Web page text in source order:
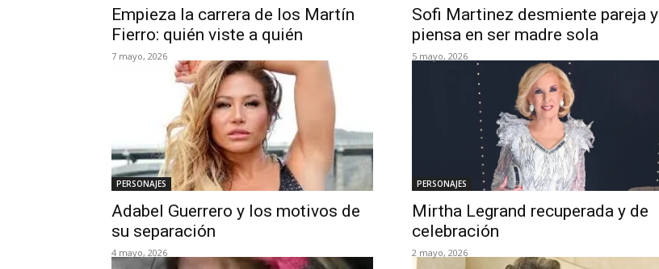
Empieza la carrera de los Martín
Fierro: quién viste a quién
7 mayo, 2026
Sofi Martinez desmiente pareja y
piensa en ser madre sola
5 mayo, 2026
PERSONAJES
Adabel Guerrero y los motivos de
su separación
4 mayo, 2026
PERSONAJES
Mirtha Legrand recuperada y de
celebración
2 mayo, 2026